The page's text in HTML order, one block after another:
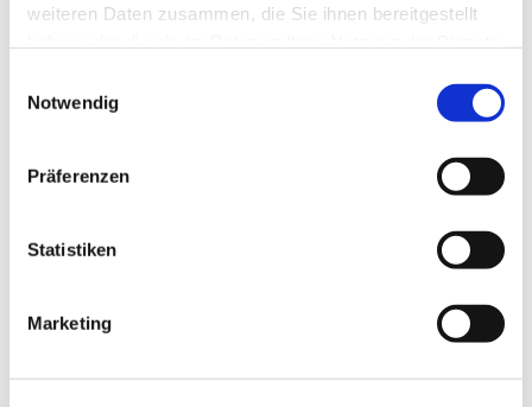
weiteren Daten zusammen, die Sie ihnen bereitgestellt
Notwendig
Präferenzen
Statistiken
Marketing